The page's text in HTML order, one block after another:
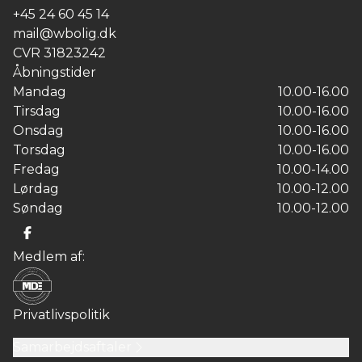
+45 24 60 45 14
mail@wbolig.dk
CVR 31823242
Åbningstider
Mandag
10.00-16.00
Tirsdag
10.00-16.00
Onsdag
10.00-16.00
Torsdag
10.00-16.00
Fredag
10.00-14.00
Lørdag
10.00-12.00
Søndag
10.00-12.00
Medlem af:
Privatlivspolitik